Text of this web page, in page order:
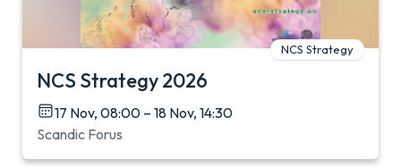
NCS Strategy
NCS Strategy 2026
17 Nov, 08:00 – 18 Nov, 14:30
Scandic Forus